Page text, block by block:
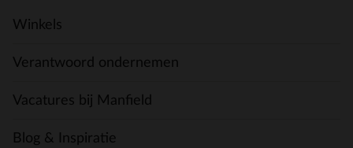
Winkels
Verantwoord ondernemen
Vacatures bij Manfield
Blog & Inspiratie